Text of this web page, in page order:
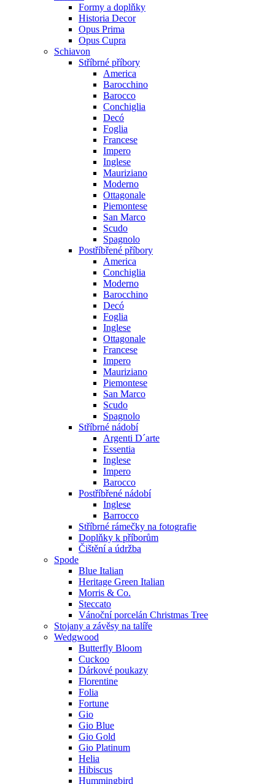
Formy a doplňky
Historia Decor
Opus Prima
Opus Cupra
Schiavon
Stříbrné příbory
America
Barocchino
Barocco
Conchiglia
Decó
Foglia
Francese
Impero
Inglese
Mauriziano
Moderno
Ottagonale
Piemontese
San Marco
Scudo
Spagnolo
Postříbřené příbory
America
Conchiglia
Moderno
Barocchino
Decó
Foglia
Inglese
Ottagonale
Francese
Impero
Mauriziano
Piemontese
San Marco
Scudo
Spagnolo
Stříbrné nádobí
Argenti D´arte
Essentia
Inglese
Impero
Barocco
Postříbřené nádobí
Inglese
Barrocco
Stříbrné rámečky na fotografie
Doplňky k příborům
Čištění a údržba
Spode
Blue Italian
Heritage Green Italian
Morris & Co.
Steccato
Vánoční porcelán Christmas Tree
Stojany a závěsy na talíře
Wedgwood
Butterfly Bloom
Cuckoo
Dárkové poukazy
Florentine
Folia
Fortune
Gio
Gio Blue
Gio Gold
Gio Platinum
Helia
Hibiscus
Hummingbird